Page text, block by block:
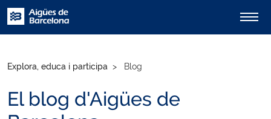
Explora, educa i participa Blog
El blog d'Aigües de